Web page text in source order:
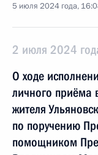
5 июля 2024 года,
2 июля 2024
О ходе
личного приёма
жителя
по поручению
помощником